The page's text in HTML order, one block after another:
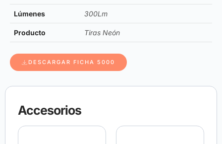
Lúmenes 300Lm
Producto Tiras Neón
DESCARGAR FICHA 5000
Accesorios